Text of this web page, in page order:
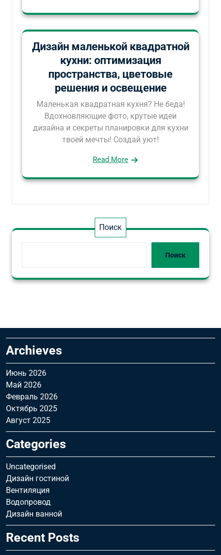
Дизайн маленькой квадратной
кухни: оптимизация
пространства, цветовые
решения и освещение
Маленькая квадратная кухня? Не беда!
Вдохновляющие фото, крутые идеи
дизайна и секреты планировки для кухни
твоей мечты! Создай уют!
Read More
Поиск
Поиск
Archieves
Июнь 2026
Май 2026
Февраль 2026
Октябрь 2025
Август 2025
Categories
Uncategorised
Дизайн гостиной
Вентиляция
Водопровод
Дизайн ванной
Recent Posts